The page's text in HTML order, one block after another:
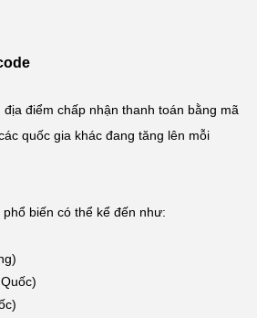
điểm chấp nhận thanh toán bằng mã
quốc gia khác đang tăng lên mỗi
biến có thể kể đến như: